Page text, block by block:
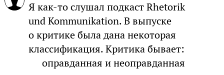
Я как-то слушал подкаст Rhetorik
und Kommunikation. В выпуске
о критике была дана некоторая
классификация. Критика бывает:
оправданная и неоправданная